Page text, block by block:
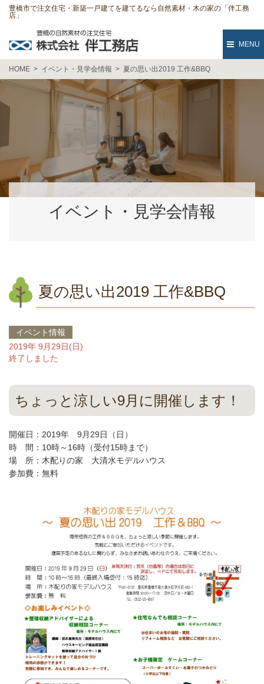
豊橋市で注文住宅・新築一戸建てを建てるなら自然素材・木の家の「伴工務
店」
MENU
HOME イベント・見学会情報 夏の思い出2019 工作&BBQ
イベント・見学会情報
夏の思い出2019 工作&BBQ
イベント情報
2019年 9月29日(日)
終了しました
ちょっと涼しい9月に開催します！
開催日：2019年 9月29日（日）
時 間：10時～16時（受付15時まで）
場 所：木配りの家 大清水モデルハウス
参加費：無料